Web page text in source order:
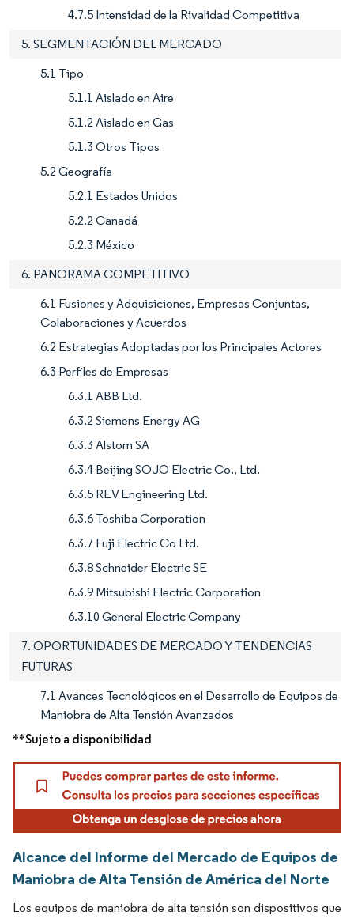
4.7.5 Intensidad de la Rivalidad Competitiva
5. SEGMENTACIÓN DEL MERCADO
5.1 Tipo
5.1.1 Aislado en Aire
5.1.2 Aislado en Gas
5.1.3 Otros Tipos
5.2 Geografía
5.2.1 Estados Unidos
5.2.2 Canadá
5.2.3 México
6. PANORAMA COMPETITIVO
6.1 Fusiones y Adquisiciones, Empresas Conjuntas,
Colaboraciones y Acuerdos
6.2 Estrategias Adoptadas por los Principales Actores
6.3 Perfiles de Empresas
6.3.1 ABB Ltd.
6.3.2 Siemens Energy AG
6.3.3 Alstom SA
6.3.4 Beijing SOJO Electric Co., Ltd.
6.3.5 REV Engineering Ltd.
6.3.6 Toshiba Corporation
6.3.7 Fuji Electric Co Ltd.
6.3.8 Schneider Electric SE
6.3.9 Mitsubishi Electric Corporation
6.3.10 General Electric Company
7. OPORTUNIDADES DE MERCADO Y TENDENCIAS
FUTURAS
7.1 Avances Tecnológicos en el Desarrollo de Equipos de
Maniobra de Alta Tensión Avanzados
**Sujeto a disponibilidad
Alcance del Informe del Mercado de Equipos de
Maniobra de Alta Tensión de América del Norte
Los equipos de maniobra de alta tensión son dispositivos que